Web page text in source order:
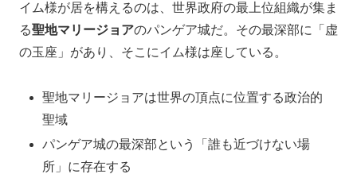
イム様が居を構えるのは、世界政府の最上位組織が集ま
る聖地マリージョアのパンゲア城だ。その最深部に「虚
の玉座」があり、そこにイム様は座している。
聖地マリージョアは世界の頂点に位置する政治的
聖域
パンゲア城の最深部という「誰も近づけない場
所」に存在する